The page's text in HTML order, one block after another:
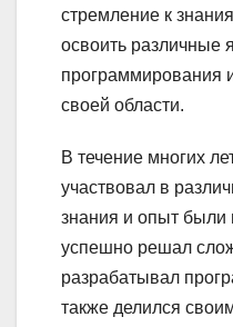
стремление к
освоить различные
программирования
своей области.
В течение многих
участвовал в
знания и опыт
успешно решал
разрабатывал
также делился